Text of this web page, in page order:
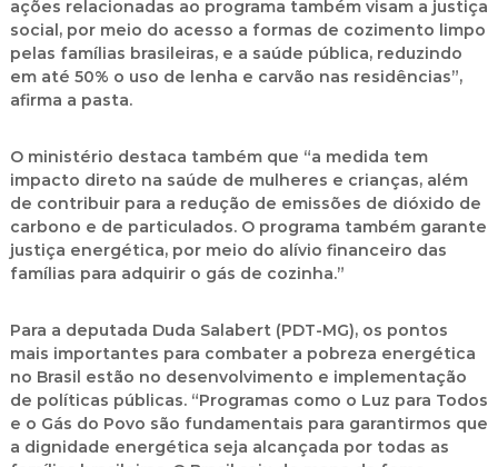
ações relacionadas ao programa também visam a justiça
social, por meio do acesso a formas de cozimento limpo
pelas famílias brasileiras, e a saúde pública, reduzindo
em até 50% o uso de lenha e carvão nas residências”,
afirma a pasta.
O ministério destaca também que “a medida tem
impacto direto na saúde de mulheres e crianças, além
de contribuir para a redução de emissões de dióxido de
carbono e de particulados. O programa também garante
justiça energética, por meio do alívio financeiro das
famílias para adquirir o gás de cozinha.”
Para a deputada Duda Salabert (PDT-MG), os pontos
mais importantes para combater a pobreza energética
no Brasil estão no desenvolvimento e implementação
de políticas públicas. “Programas como o Luz para Todos
e o Gás do Povo são fundamentais para garantirmos que
a dignidade energética seja alcançada por todas as